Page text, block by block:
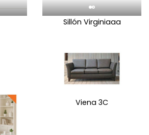
Sillón Virginiaaa
Viena 3C